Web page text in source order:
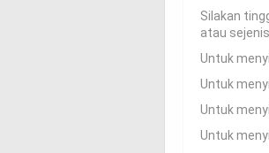
Silakan
atau
Untuk
Untuk
Untuk
Untuk